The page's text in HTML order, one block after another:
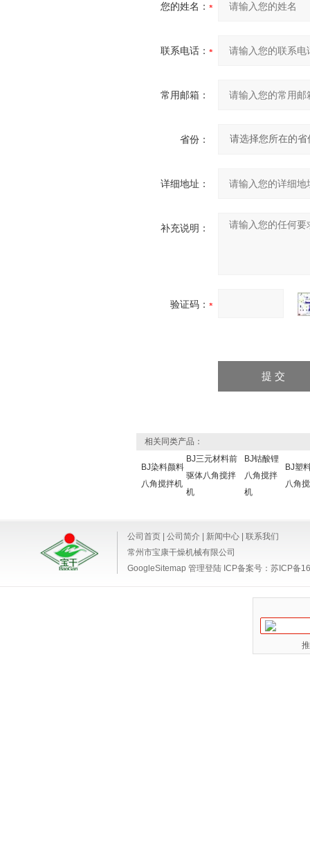
您的姓名：
联系电话：
常用邮箱：
省份：
详细地址：
补充说明：
验证码：
相关同类产品：
BJ染料颜料
八角搅拌机
BJ三元材料前
驱体八角搅拌
机
BJ钴酸锂
八角搅拌
机
BJ塑
八角
公司首页 公司简介 新闻中心
联系我们
常州市宝康干燥机械有限公司
GoogleSitemap 管理登陆 ICP备案号： 苏ICP备